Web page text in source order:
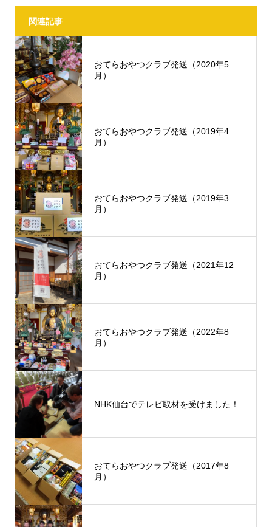
関連記事
おてらおやつクラブ発送（2020年5
月）
おてらおやつクラブ発送（2019年4
月）
おてらおやつクラブ発送（2019年3
月）
おてらおやつクラブ発送（2021年12
月）
おてらおやつクラブ発送（2022年8
月）
NHK仙台でテレビ取材を受けました！
おてらおやつクラブ発送（2017年8
月）